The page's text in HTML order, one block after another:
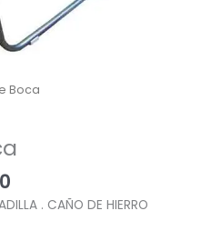
Boca
. CAÑO DE HIERRO